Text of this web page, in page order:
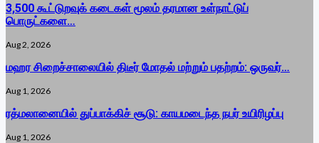
3,500 கூட்டுறவுக் கடைகள் மூலம் தரமான உள்நாட்டுப்
பொருட்களை…
Aug 2, 2026
மஹர சிறைச்சாலையில் திடீர் மோதல் மற்றும் பதற்றம்: ஒருவர்…
Aug 1, 2026
ரத்மலானையில் துப்பாக்கிச் சூடு: காயமடைந்த நபர் உயிரிழப்பு
Aug 1, 2026